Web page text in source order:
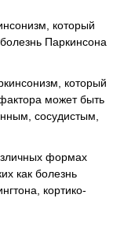
который
Паркинсона
который
может быть
сосудистым,
формах
как болезнь
кортико-